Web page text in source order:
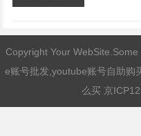
Copyright Your
e账号批发,youtube账号自助购
么买 京